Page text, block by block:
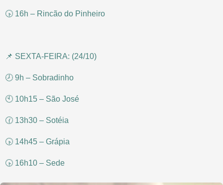
🕟 16h – Rincão do Pinheiro
📌 SEXTA-FEIRA: (24/10)
🕗 9h – Sobradinho
🕙 10h15 – São José
🕜 13h30 – Sotéia
🕟 14h45 – Grápia
🕟 16h10 – Sede